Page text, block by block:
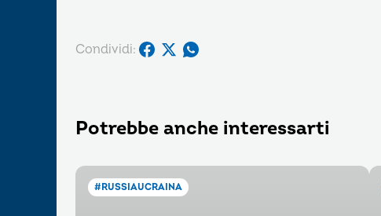
Condividi:
Potrebbe anche interessarti
#RUSSIAUCRAINA